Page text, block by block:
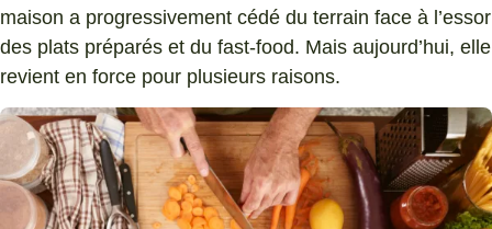
maison a progressivement cédé du terrain face à l’essor
des plats préparés et du fast-food. Mais aujourd’hui, elle
revient en force pour plusieurs raisons.